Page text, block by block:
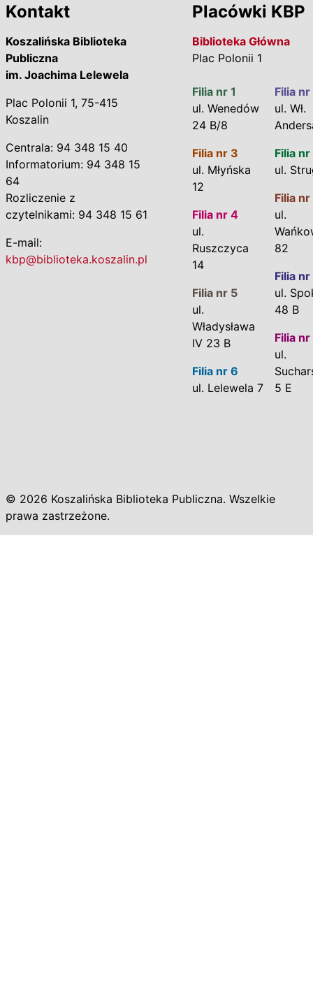
Kontakt
Koszalińska Biblioteka
Publiczna
im. Joachima Lelewela
Plac Polonii 1, 75-415
Koszalin
Centrala: 94 348 15 40
Informatorium: 94 348 15
64
Rozliczenie z
czytelnikami: 94 348 15 61
E-mail:
kbp@biblioteka.koszalin.pl
Placówki KBP
Biblioteka Główna
Plac Polonii 1
Filia nr 1
ul. Wenedów
24 B/8
Filia nr 3
ul. Młyńska
12
Filia nr 4
ul.
Ruszczyca
14
Filia nr 5
ul.
Władysława
IV 23 B
Filia nr 6
ul. Lelewela 7
Filia
ul. Wł.
Filia
ul.
Filia nr
ul.
82
Filia nr
ul.
48 B
Filia nr
ul.
5 E
© 2026 Koszalińska Biblioteka Publiczna. Wszelkie
prawa zastrzeżone.